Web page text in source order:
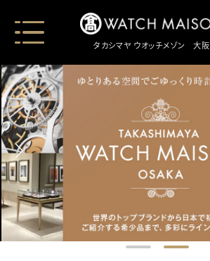
タカシマヤ ウオッチメゾン大阪